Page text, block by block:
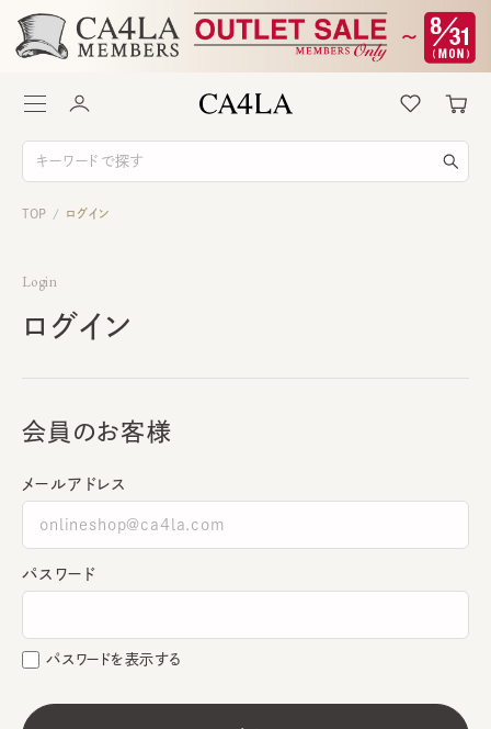
TOP / ログイン
Login
ログイン
会員のお客様
メールアドレス
パスワード
パスワードを表示する